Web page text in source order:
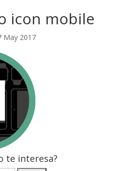
icon mobile
May 2017
te interesa?